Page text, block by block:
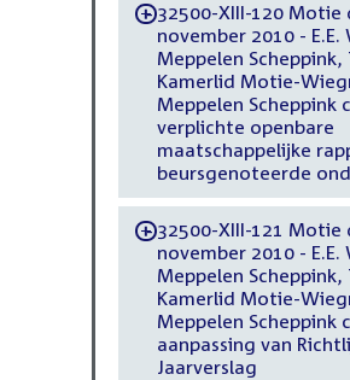
-32500-XIII-120 Motie
november 2010 -
Meppelen Scheppink,
Kamerlid Motie-
Meppelen Scheppink
verplichte openbare
maatschappelijke
beursgenoteerde
-32500-XIII-121 Motie
november 2010 -
Meppelen Scheppink,
Kamerlid Motie-
Meppelen Scheppink
aanpassing van
Jaarverslag